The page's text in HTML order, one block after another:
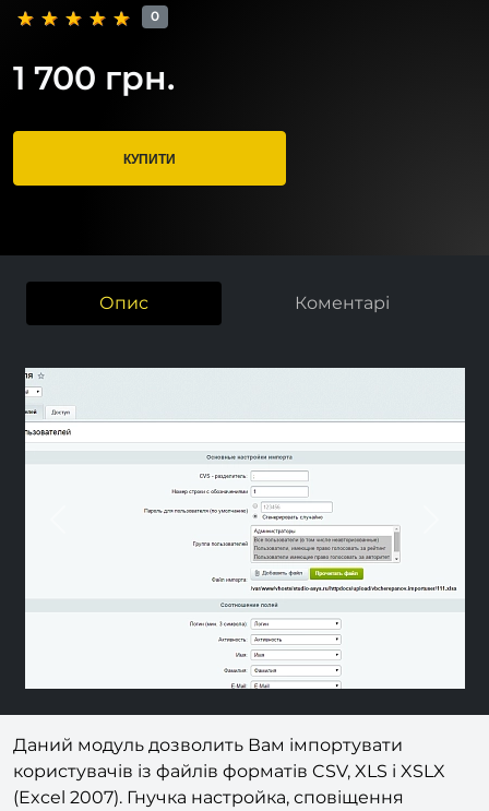
0
1 700 грн.
КУПИТИ
Опис Коментарі
Даний модуль дозволить Вам імпортувати
користувачів із файлів форматів CSV, XLS і XSLX
(Excel 2007). Гнучка настройка, сповіщення